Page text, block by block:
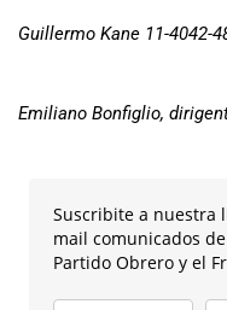
Guillermo Kane 11-4042-
Emiliano Bonfiglio,
Suscribite a nuestra
mail comunicados
Partido Obrero y el